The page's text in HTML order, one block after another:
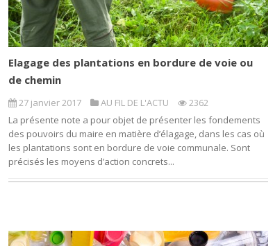
Elagage des plantations en bordure de voie ou
de chemin
27 janvier 2017 AU FIL DE L'ACTU
2362
La présente note a pour objet de présenter les fondements
des pouvoirs du maire en matière d’élagage, dans les cas où
les plantations sont en bordure de voie communale. Sont
précisés les moyens d’action concrets...